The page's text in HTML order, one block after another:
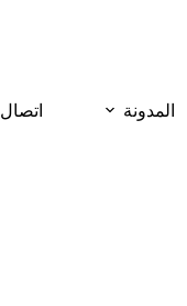
المدونة اتصال